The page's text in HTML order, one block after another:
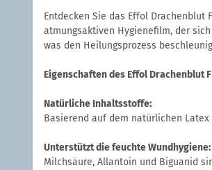
Entdecken Sie das Effol
atmungsaktiven Hygienefilm, der
was den Heilungsprozess
Eigenschaften des Effol Drachenblut
Natürliche Inhaltsstoffe:
Basierend auf dem natürlichen
Unterstützt die feuchte Wundhygiene:
Milchsäure, Allantoin und Biguanid